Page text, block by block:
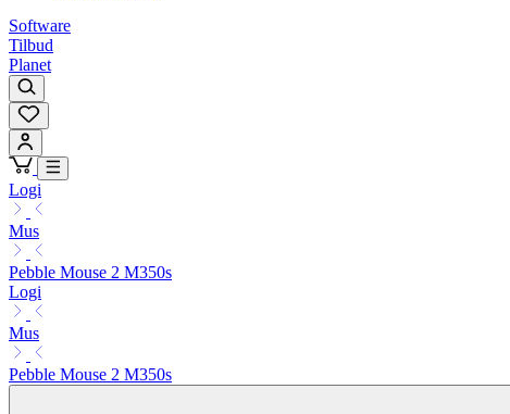
Software
Tilbud
Planet
Logi
Mus
Pebble Mouse 2 M350s
Logi
Mus
Pebble Mouse 2 M350s